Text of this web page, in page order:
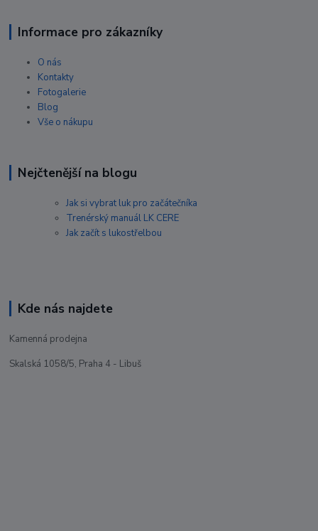
Informace pro zákazníky
O nás
Kontakty
Fotogalerie
Blog
Vše o nákupu
Nejčtenější na blogu
Jak si vybrat luk pro začátečníka
Trenérský manuál LK CERE
Jak začít s lukostřelbou
Kde nás najdete
Kamenná prodejna
Skalská 1058/5, Praha 4 - Libuš